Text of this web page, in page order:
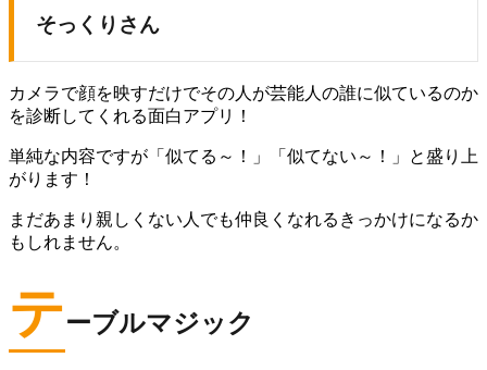
そっくりさん
カメラで顔を映すだけでその人が芸能人の誰に似ているのか
を診断してくれる面白アプリ！
単純な内容ですが「似てる～！」「似てない～！」と盛り上
がります！
まだあまり親しくない人でも仲良くなれるきっかけになるか
もしれません。
テーブルマジック